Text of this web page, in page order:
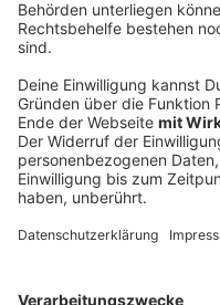
bis das Gemüse
unterrühren.
Anzeige
Das ist der Kitchen
Anzeige